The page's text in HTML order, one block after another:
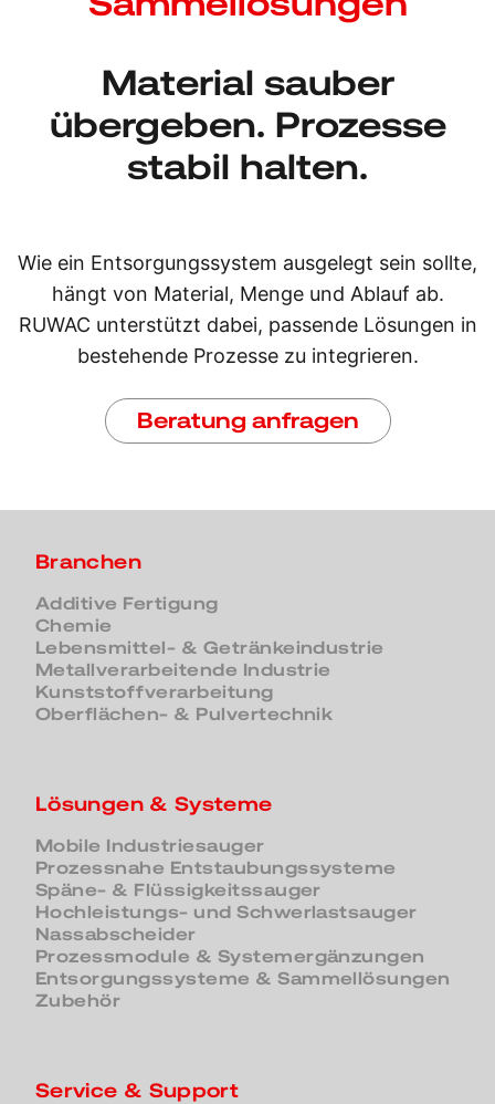
Material sauber
übergeben. Prozesse
stabil halten.
Wie ein Entsorgungssystem ausgelegt sein sollte,
hängt von Material, Menge und Ablauf ab.
RUWAC unterstützt dabei, passende Lösungen in
bestehende Prozesse zu integrieren.
Beratung anfragen
Branchen
Additive Fertigung
Chemie
Lebensmittel- & Getränkeindustrie
Metallverarbeitende Industrie
Kunststoffverarbeitung
Oberflächen- & Pulvertechnik
Lösungen & Systeme
Mobile Industriesauger
Prozessnahe Entstaubungssysteme
Späne- & Flüssigkeitssauger
Hochleistungs- und Schwerlastsauger
Nassabscheider
Prozessmodule & Systemergänzungen
Entsorgungssysteme & Sammellösungen
Zubehör
Service & Support